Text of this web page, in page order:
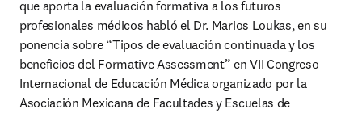
que aporta la evaluación formativa a los futuros
profesionales médicos habló el Dr. Marios Loukas, en su
ponencia sobre “Tipos de evaluación continuada y los
beneficios del Formative Assessment” en VII Congreso
Internacional de Educación Médica organizado por la
Asociación Mexicana de Facultades y Escuelas de